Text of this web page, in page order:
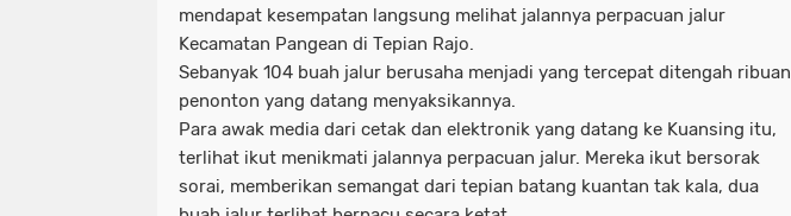
mendapat kesempatan langsung melihat jalannya perpacuan jalur
Kecamatan Pangean di Tepian Rajo.
Sebanyak 104 buah jalur berusaha menjadi yang tercepat ditengah ribuan
penonton yang datang menyaksikannya.
Para awak media dari cetak dan elektronik yang datang ke Kuansing itu,
terlihat ikut menikmati jalannya perpacuan jalur. Mereka ikut bersorak
sorai, memberikan semangat dari tepian batang kuantan tak kala, dua